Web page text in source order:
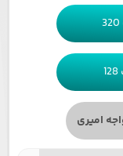
امیری